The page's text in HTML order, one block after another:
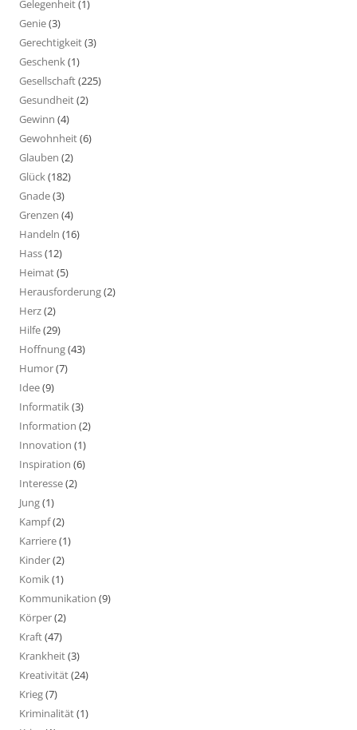
Gelegenheit(1)
Genie(3)
Gerechtigkeit(3)
Geschenk(1)
Gesellschaft(225)
Gesundheit(2)
Gewinn (4)
Gewohnheit(6)
Glauben (2)
Glück(182)
Gnade(3)
Grenzen (4)
Handeln (16)
Hass(12)
Heimat(5)
Herausforderung(2)
Herz(2)
Hilfe(29)
Hoffnung(43)
Humor(7)
Idee(9)
Informatik(3)
Information (2)
Innovation (1)
Inspiration (6)
Interesse(2)
Jung(1)
Kampf(2)
Karriere(1)
Kinder(2)
Komik(1)
Kommunikation (9)
Körper(2)
Kraft(47)
Krankheit(3)
Kreativität(24)
Krieg(7)
Kriminalität(1)